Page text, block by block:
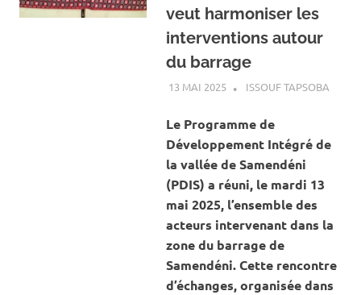
veut harmoniser les
interventions autour
du barrage
13 MAI 2025 ISSOUF TAPSOBA
Le Programme de
Développement Intégré de
la vallée de Samendéni
(PDIS) a réuni, le mardi 13
mai 2025, l’ensemble des
acteurs intervenant dans la
zone du barrage de
Samendéni. Cette rencontre
d’échanges, organisée dans